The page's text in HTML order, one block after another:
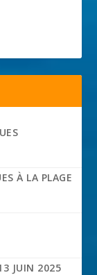
À LA PLAGE
JUIN 2025